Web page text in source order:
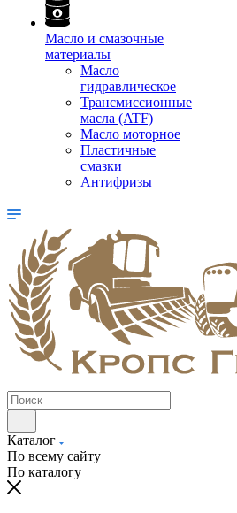
Масло и смазочные
материалы
Масло
гидравлическое
Трансмиссионные
масла (ATF)
Масло моторное
Пластичные
смазки
Антифризы
Каталог
По всему сайту
По каталогу